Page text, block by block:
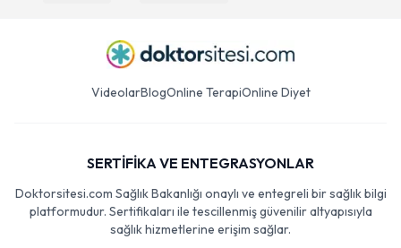
VideolarBlogOnline TerapiOnline Diyet
SERTİFİKA VE ENTEGRASYONLAR
Doktorsitesi.com Sağlık Bakanlığı onaylı ve entegreli bir sağlık bilgi
platformudur. Sertifikaları ile tescillenmiş güvenilir altyapısıyla
sağlık hizmetlerine erişim sağlar.